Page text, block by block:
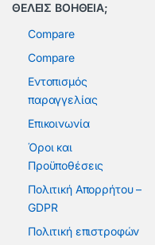
ΘΕΛΕΙΣ ΒΟΗΘΕΙΑ;
Compare
Compare
Εντοπισμός
παραγγελίας
Επικοινωνία
Όροι και
Προϋποθέσεις
Πολιτική Απορρήτου –
GDPR
Πολιτική επιστροφών